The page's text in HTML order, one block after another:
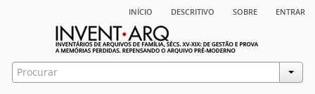
início descritivo sobre entrar